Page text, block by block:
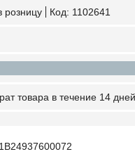
розницу Код: 1102641
товара в течение 14 дней